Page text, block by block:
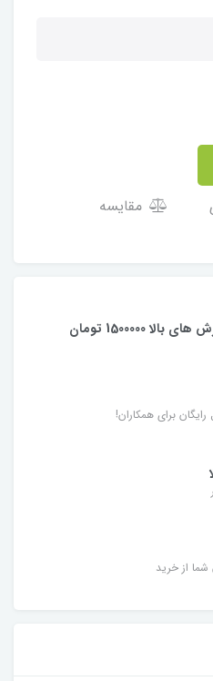
مقایسه
1500000 تومان
برای همکاران!
شما از خرید